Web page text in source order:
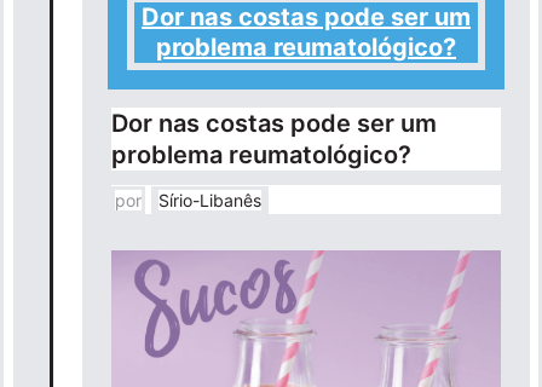
Dor nas costas pode ser um
problema reumatológico?
Dor nas costas pode ser um
problema reumatológico?
por Sírio-Libanês